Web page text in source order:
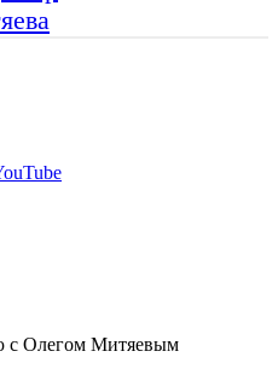
с Олегом Митяевым